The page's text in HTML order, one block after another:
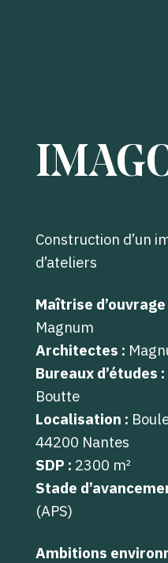
Construction d’un
d’ateliers
Maîtrise d’ouvrage
Magnum
Architectes :
Bureaux d’études :
Boutte
Localisation :
44200 Nantes
SDP : 2300 m²
Stade
(APS)
Ambitions